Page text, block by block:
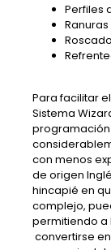
Perfiles
Para facilitar
Sistema
con menos
de origen
hincapié en
complejo,
permitiendo a
convertirse